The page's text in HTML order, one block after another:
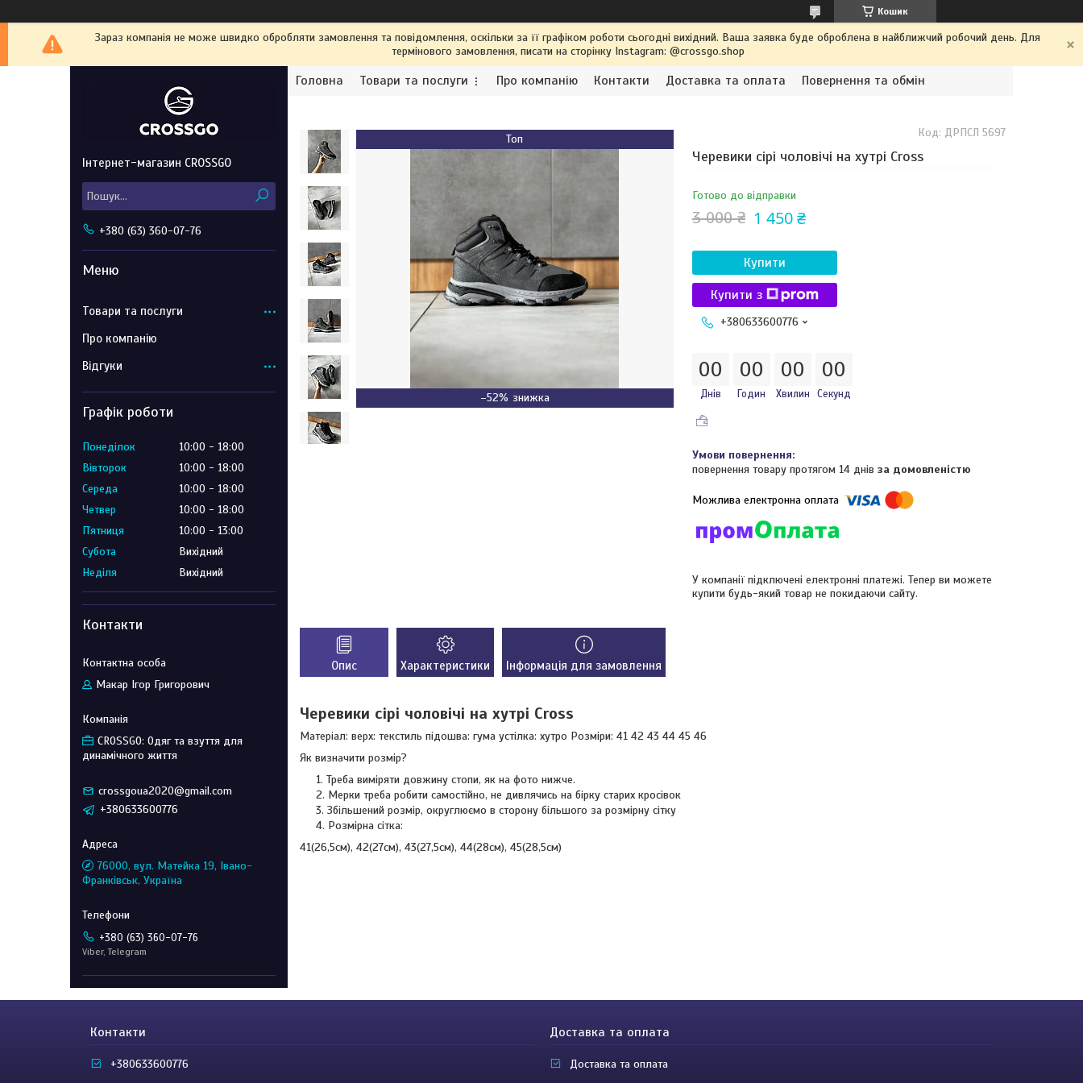
Кошик
Зараз компанія не може швидко обробляти замовлення та повідомлення, оскільки за її графіком роботи сьогодні вихідний. Ваша заявка буде оброблена в найближчий робочий день. Для
термінового замовлення, писати на сторінку Instagram: @crossgo.shop
Головна Товари та послуги Про компанію Контакти Доставка та оплата Повернення та обмін
Топ
–52%
Черевики сірі чоловічі на хутрі Cross
Готово до відправки
Код: ДРПСЛ 5697
3 000 ₴ 1 450 ₴
Купити
Купити з
+380633600776
00
Днів
00
Годин
00
Хвилин
00
Секунд
повернення товару протягом 14 днів за домовленістю
У компанії підключені електронні платежі. Тепер ви можете
купити будь-який товар не покидаючи сайту.
Опис Характеристики Інформація для замовлення
Черевики сірі чоловічі на хутрі Cross
Матеріал: верх: текстиль підошва: гума устілка: хутро Розміри: 41 42 43 44 45 46
Як визначити розмір?
Треба виміряти довжину стопи, як на фото нижче.
Мерки треба робити самостійно, не дивлячись на бірку старих кросівок
Збільшений розмір, округлюємо в сторону більшого за розмірну сітку
Розмірна сітка:
41(26,5см), 42(27см), 43(27,5см), 44(28см), 45(28,5см)
Інтернет-магазин CROSSGO
+380 (63) 360-07-76
Товари та послуги
Про компанію
Відгуки
Графік роботи
Понеділок 10:00
18:00
Вівторок
10:00
18:00
Середа
10:00
18:00
Четвер
10:00
18:00
Пʼятниця
10:00
13:00
Субота
Вихідний
Неділя
Вихідний
Контакти
Макар Ігор Григорович
CROSSGO: Одяг та взуття для
динамічного життя
crossgoua2020@gmail.com
+380633600776
76000, вул. Матейка 19, Івано-
Франківськ, Україна
+380 (63) 360-07-76
Viber, Telegram
Контакти
+380633600776
Доставка та оплата
Доставка та оплата